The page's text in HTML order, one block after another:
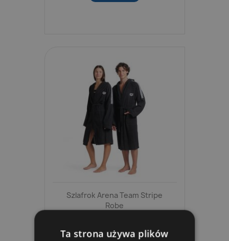
Szlafrok Arena Team Stripe
Robe
Ta strona używa plików